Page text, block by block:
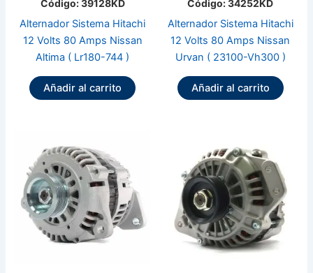
Código: 39128KD
Alternador Sistema Hitachi
12 Volts 80 Amps Nissan
Altima ( Lr180-744 )
Añadir al carrito
Código: 34252KD
Alternador Sistema Hitachi
12 Volts 80 Amps Nissan
Urvan ( 23100-Vh300 )
Añadir al carrito